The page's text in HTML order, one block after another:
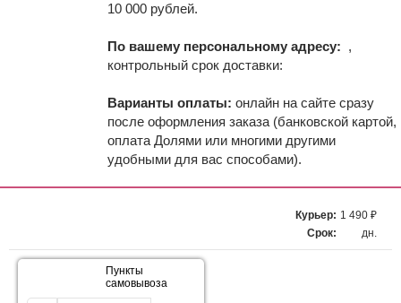
10 000 рублей.
По вашему персональному адресу: ,
контрольный срок доставки:
Варианты оплаты: онлайн на сайте сразу
после оформления заказа (банковской картой,
оплата Долями или многими другими
удобными для вас способами).
Курьер:
Срок:
1 490 ₽
дн.
Пункты
самовывоза